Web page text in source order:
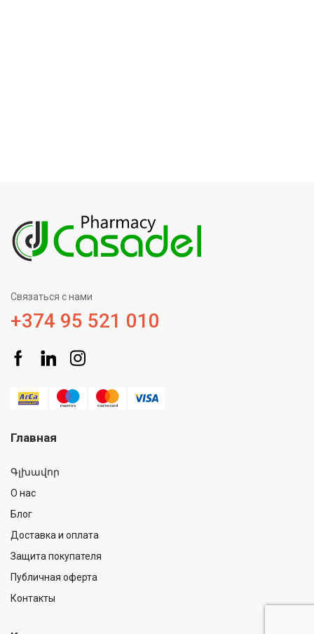
Связаться с нами
+374 95 521 010
Главная
Գլխավոր
О нас
Блог
Доставка и оплата
Защита покупателя
Публичная оферта
Контакты